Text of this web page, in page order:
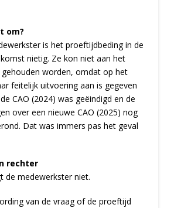
om?
is het proeftijdbeding in de
nietig. Ze kon niet aan het
worden, omdat op het
feitelijk uitvoering aan is gegeven
CAO (2024) was geëindigd en de
over een nieuwe CAO (2025) nog
Dat was immers pas het geval
rechter
de medewerkster niet.
van de vraag of de proeftijd